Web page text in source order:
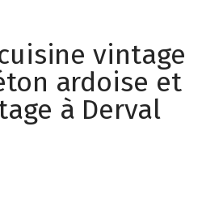
vintage
ardoise et
à Derval